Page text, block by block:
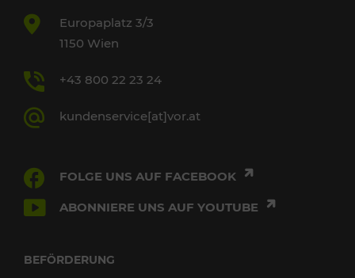
Europaplatz 3/3
1150 Wien
+43 800 22 23 24
kundenservice[at]vor.at
FOLGE UNS AUF FACEBOOK
ABONNIERE UNS AUF YOUTUBE
BEFÖRDERUNG